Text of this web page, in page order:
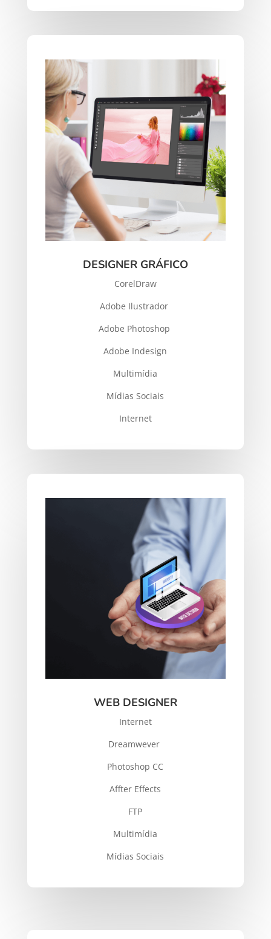
DESIGNER GRÁFICO
CorelDraw
Adobe Ilustrador
Adobe Photoshop
Adobe Indesign
Multimídia
Mídias Sociais
Internet
WEB DESIGNER
Internet
Dreamwever
Photoshop CC
Affter Effects
FTP
Multimídia
Mídias Sociais